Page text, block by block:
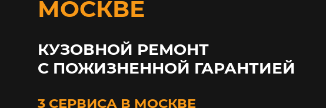
МОСКВЕ
КУЗОВНОЙ РЕМОНТ
С ПОЖИЗНЕННОЙ ГАРАНТИЕЙ
3 СЕРВИСА В МОСКВЕ